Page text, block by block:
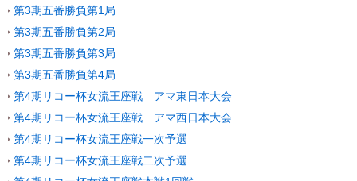
第3期五番勝負第1局
第3期五番勝負第2局
第3期五番勝負第3局
第3期五番勝負第4局
第4期リコー杯女流王座戦 アマ東日本大会
第4期リコー杯女流王座戦 アマ西日本大会
第4期リコー杯女流王座戦一次予選
第4期リコー杯女流王座戦二次予選